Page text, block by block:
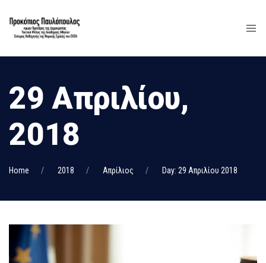
29 Απριλίου,
2018
Home 2018 Απρίλιος Day: 29 Απριλίου 2018